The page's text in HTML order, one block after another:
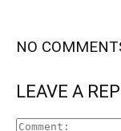
NO
LEAVE A